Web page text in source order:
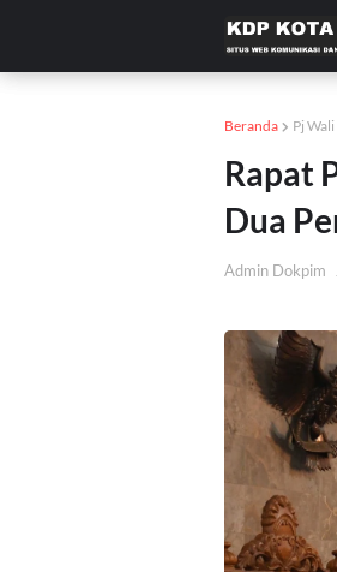
Beranda Pj
Rapat
Dua
Admin Dokpim